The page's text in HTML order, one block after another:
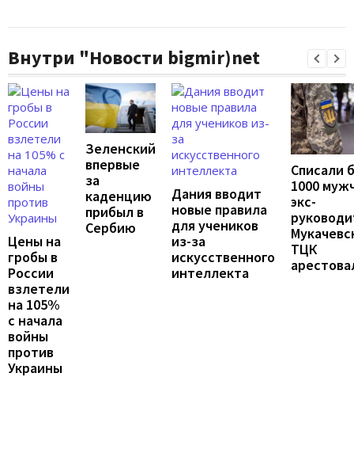
Внутри "Новости bigmir)net
Цены на
гробы в
России
взлетели
на 105%
с начала
войны
против
Украины
Зеленский
впервые
за
каденцию
прибыл в
Сербию
Дания вводит
новые правила
для учеников
из-за
искусственного
интеллекта
Списали
1000
экс-
ТЦК